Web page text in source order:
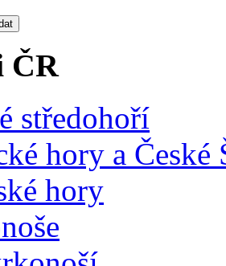
ČR
středohoří
hory a České
hory